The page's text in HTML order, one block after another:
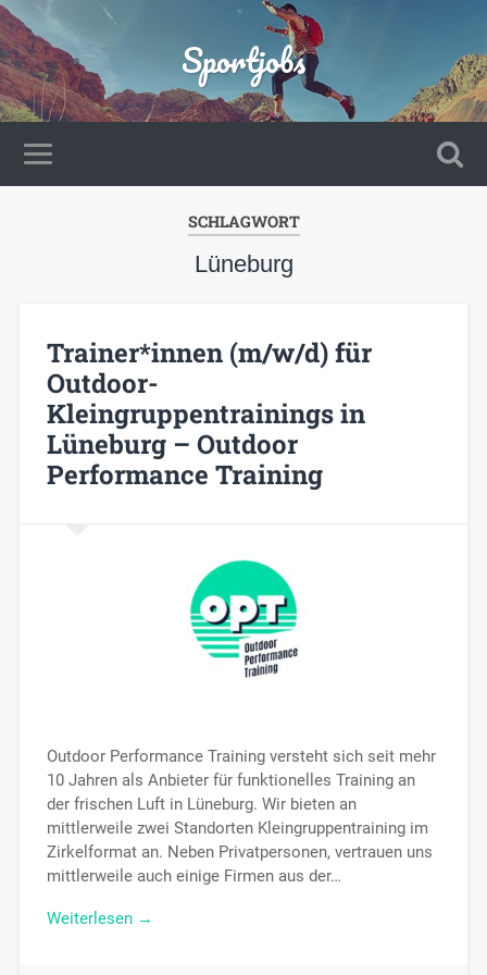
Sportjobs
SCHLAGWORT
Lüneburg
Trainer*innen (m/w/d) für
Outdoor-
Kleingruppentrainings in
Lüneburg – Outdoor
Performance Training
Outdoor Performance Training versteht sich seit mehr
10 Jahren als Anbieter für funktionelles Training an
der frischen Luft in Lüneburg. Wir bieten an
mittlerweile zwei Standorten Kleingruppentraining im
Zirkelformat an. Neben Privatpersonen, vertrauen uns
mittlerweile auch einige Firmen aus der…
Weiterlesen →